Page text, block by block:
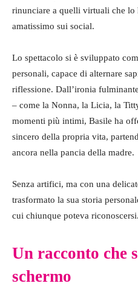
rinunciare a quelli virtuali che lo
amatissimo sui social.
Lo spettacolo si è sviluppato
personali, capace di alternare
riflessione. Dall’ironia
– come la Nonna, la Licia, la
momenti più intimi, Basile ha
sincero della propria vita,
ancora nella pancia della madre.
Senza artifici, ma con una
trasformato la sua storia
cui chiunque poteva riconoscersi.
Un racconto che
schermo